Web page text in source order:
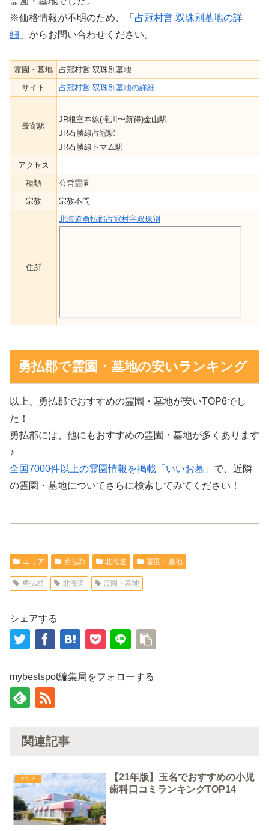
※価格情報が不明のため、「 占冠村営 双珠別墓地の詳
細 」からお問い合わせください。
霊園・墓地
占冠村営 双珠別墓地
サイト
占冠村営 双珠別墓地の詳細
最寄駅
JR根室本線(滝川〜新得)金山駅
JR石勝線占冠駅
JR石勝線トマム駅
アクセス
種類
公営霊園
宗教
宗教不問
住所
北海道勇払郡占冠村字双珠別
勇払郡で霊園・墓地の安いランキング
以上、勇払郡でおすすめの霊園・墓地が安いTOP6でし
た！
勇払郡には、他にもおすすめの霊園・墓地が多くあります
♪
全国7000件以上の霊園情報を掲載「いいお墓」 で、近隣
の霊園・墓地についてさらに検索してみてください！
エリア 勇払郡 北海道 霊園・墓地
勇払郡 北海道 霊園・墓地
シェアする
mybestspot編集局をフォローする
関連記事
エリア
【21年版】玉名でおすすめの小児
歯科口コミランキングTOP14